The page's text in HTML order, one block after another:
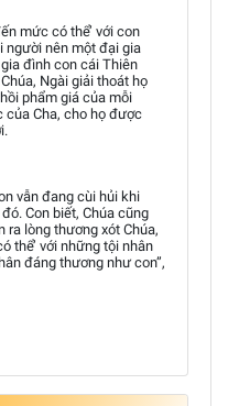
mức có thể’ với con
người nên một đại gia
đình con cái Thiên
Ngài giải thoát họ
phẩm giá của mỗi
của Cha, cho họ được
vẫn đang cùi hủi khi
Con biết, Chúa cũng
ra lòng thương xót Chúa,
thể’ với những tội nhân
đáng thương như con”,